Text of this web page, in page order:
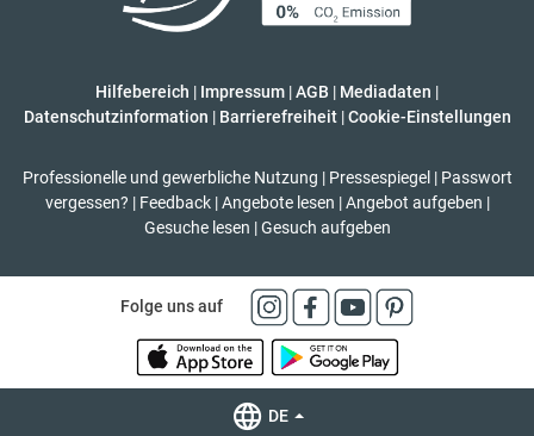
Hilfebereich | Impressum |AGB | Mediadaten |
Datenschutzinformation | Barrierefreiheit | Cookie-Einstellungen
Professionelle und gewerbliche Nutzung | Pressespiegel | Passwort
vergessen? | Feedback | Angebote lesen | Angebot aufgeben |
Gesuche lesen | Gesuch aufgeben
Folge uns auf
DE